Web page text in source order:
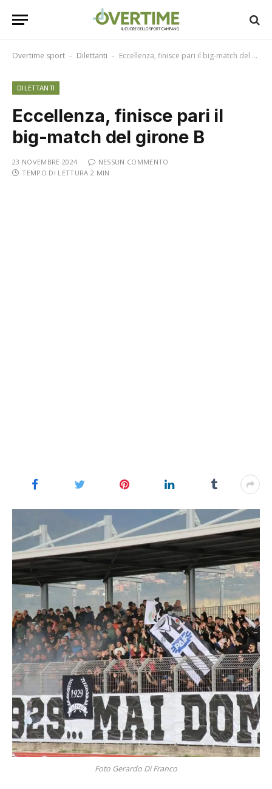
Overtime sport - Dilettanti - Eccellenza, finisce pari il big-match del girone B
DILETTANTI
Eccellenza, finisce pari il
big-match del girone B
23 NOVEMBRE 2024
NESSUN COMMENTO
TEMPO DI LETTURA 2 MIN
Foto Gerardo Di Franco